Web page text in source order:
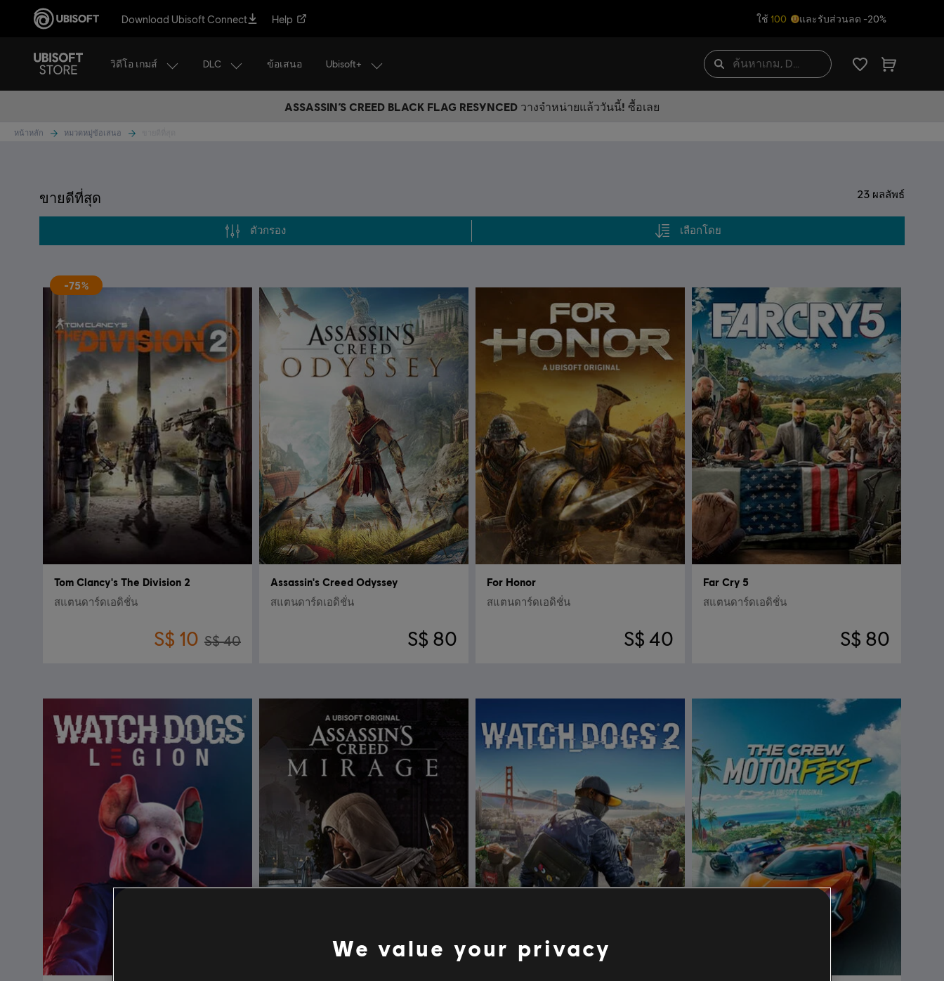
Download Ubisoft Connect Help ใช้ 100 และรับส่วนลด -20%
วิดีโอ เกมส์ DLC ข้อเสนอ Ubisoft+
ASSASSIN’S CREED BLACK FLAG RESYNCED วางจำหน่ายแล้ววันนี้! ซื้อเลย
หน้าหลัก หมวดหมู่ข้อเสนอ
ขายดีที่สุด 23 ผลลัพธ์
ตัวกรอง เลือกโดย
-75%
Tom Clancy's The Division 2
สแตนดาร์ดเอดิชั่น
S$ 10 S$ 40
Assassin's Creed Odyssey
สแตนดาร์ดเอดิชั่น
S$ 80
For Honor
สแตนดาร์ดเอดิชั่น
S$ 40
Far Cry 5
สแตนดาร์ดเอดิชั่น
S$ 80
We value your privacy